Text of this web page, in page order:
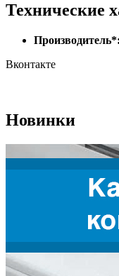
Технические
Производитель*:
Вконтакте
Новинки